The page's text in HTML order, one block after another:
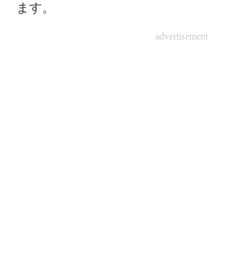
エネルギーの専門メディア
ます。
advertisement